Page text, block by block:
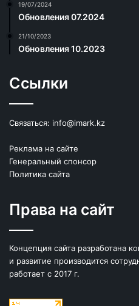
19/07/2024
Обновления 07.2024
21/10/2023
Обновления 10.2023
Ссылки
Связаться: info@imark.kz
Реклама на сайте
Генеральный спонсор
Политика сайта
Права на сайт
Концепция сайта разработана
и развитие производится
работает с 2017 г.